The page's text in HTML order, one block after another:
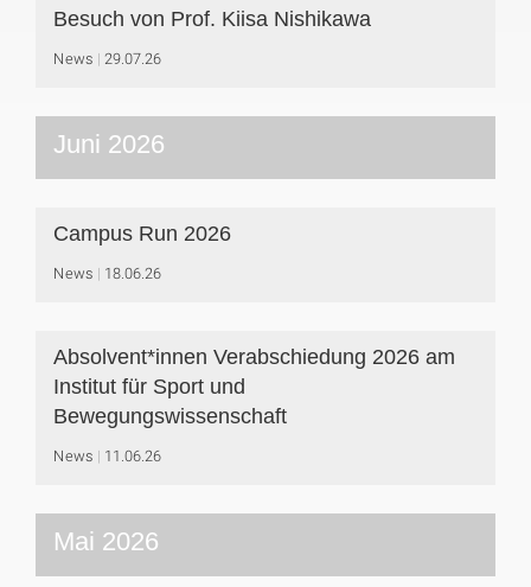
Besuch von Prof. Kiisa Nishikawa
News 29.07.26
Juni 2026
Campus Run 2026
News 18.06.26
Absolvent*innen Verabschiedung 2026 am
Institut für Sport und
Bewegungswissenschaft
News 11.06.26
Mai 2026